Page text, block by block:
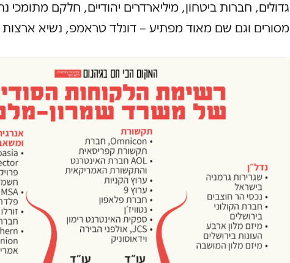
גדולים, חברות ביטחון, מיליארדרים יהודיים, חלקם מתומכי
מסורים וגם שם מאוד מפתיע – דונלד טראמפ, נשיא